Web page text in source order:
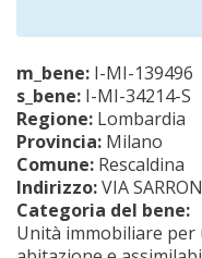
m_bene: I-MI-139496
s_bene: I-MI-34214-S
Regione: Lombardia
Provincia: Milano
Comune: Rescaldina
Indirizzo:VIA
Categoria del bene:
Unità immobiliare per